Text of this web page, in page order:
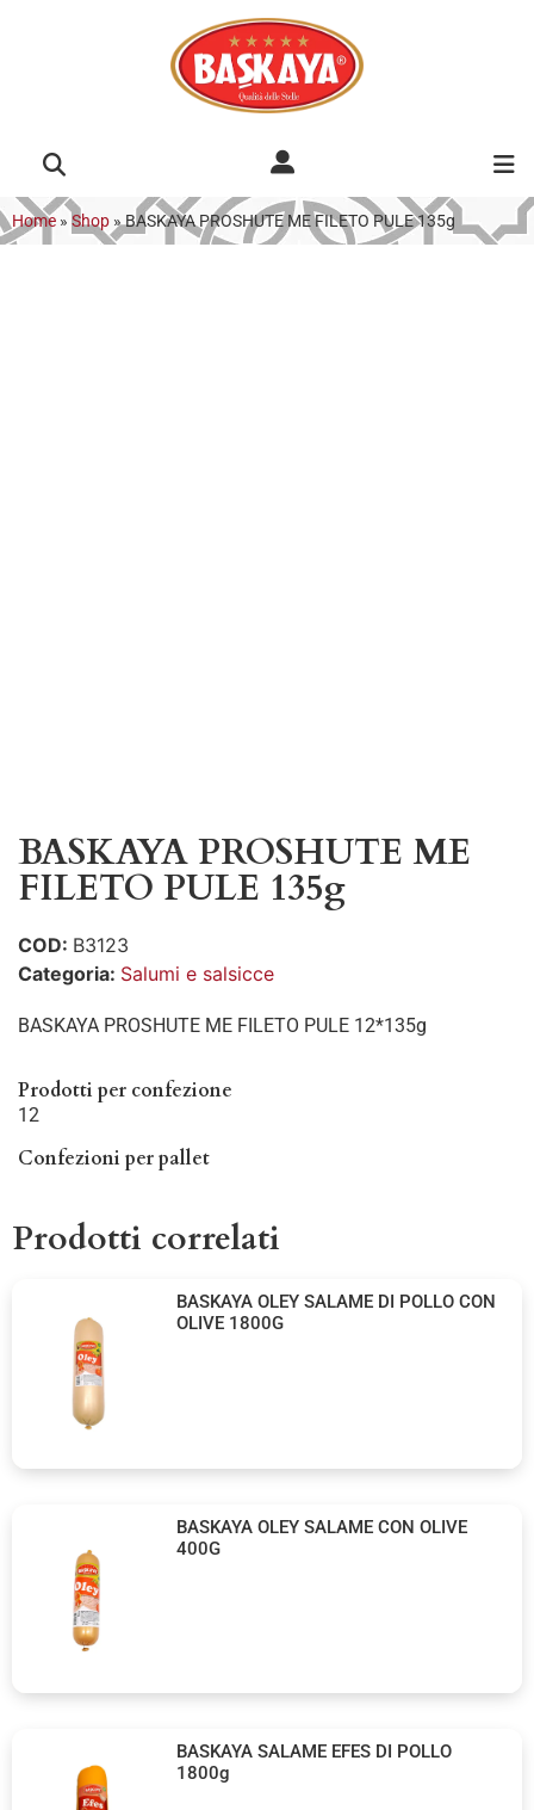
Home » Shop »BASKAYA PROSHUTE ME FILETO PULE 135g
BASKAYA PROSHUTE ME
FILETO PULE 135g
COD: B3123
Categoria: Salumi e salsicce
BASKAYA PROSHUTE ME FILETO PULE 12*135g
Prodotti per confezione
12
Confezioni per pallet
Prodotti correlati
BASKAYA OLEY SALAME DI POLLO CON
OLIVE 1800G
BASKAYA OLEY SALAME CON OLIVE
400G
BASKAYA SALAME EFES DI POLLO
1800g